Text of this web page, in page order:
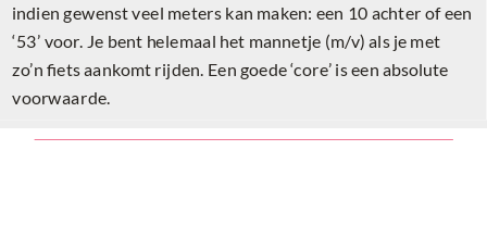
indien gewenst veel meters kan maken: een 10 achter of een
‘53’ voor. Je bent helemaal het mannetje (m/v) als je met
zo’n fiets aankomt rijden. Een goede ‘core’ is een absolute
voorwaarde.